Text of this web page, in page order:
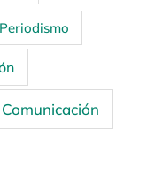
Periodismo